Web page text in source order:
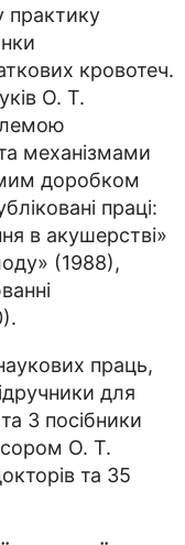
практику
кровотеч.
О. Т.
механізмами
доробком
праці:
в акушерстві»
(1988),
праць,
для
3 посібники
О. Т.
та 35